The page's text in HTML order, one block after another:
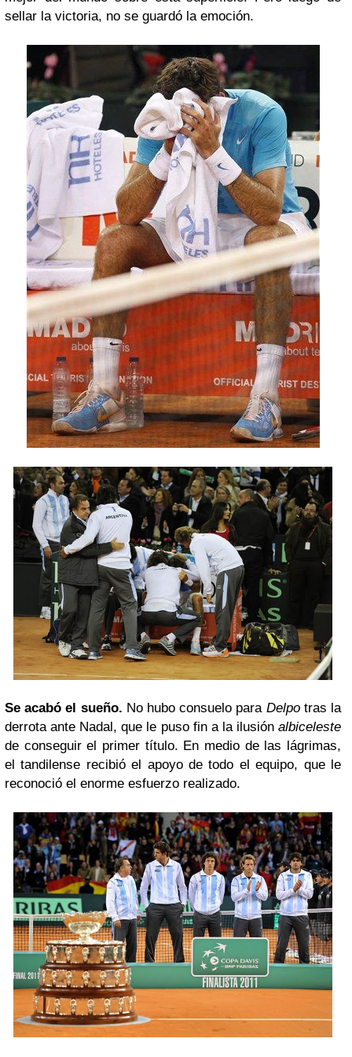
sellar la victoria, no se guardó la emoción.
Se acabó el sueño. No hubo consuelo para Delpotras la
derrota ante Nadal, que le puso fin a la ilusión albiceleste
de conseguir el primer título. En medio de las lágrimas,
el tandilense recibió el apoyo de todo el equipo, que le
reconoció el enorme esfuerzo realizado.